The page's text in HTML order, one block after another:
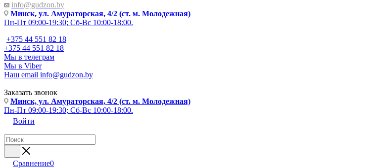
info@gudzon.by
Минск, ул. Амураторская, 4/2 (ст. м. Молодежная)
Пн-Пт 09:00-19:30; Сб-Вс 10:00-18:00.
+375 44 551 82 18
+375 44 551 82 18
Мы в телеграм
Мы в Viber
Наш email info@gudzon.by
Заказать звонок
Минск, ул. Амураторская, 4/2 (ст. м. Молодежная)
Пн-Пт 09:00-19:30; Сб-Вс 10:00-18:00.
Войти
Сравнение0